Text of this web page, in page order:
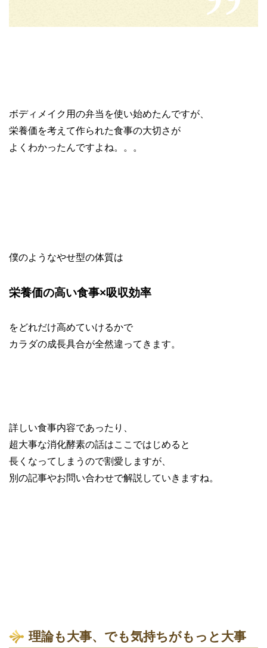
ボディメイク用の弁当を使い始めたんですが、
栄養価を考えて作られた食事の大切さが
よくわかったんですよね。。。
僕のようなやせ型の体質は
栄養価の高い食事×吸収効率
をどれだけ高めていけるかで
カラダの成長具合が全然違ってきます。
詳しい食事内容であったり、
超大事な消化酵素の話はここではじめると
長くなってしまうので割愛しますが、
別の記事やお問い合わせで解説していきますね。
理論も大事、でも気持ちがもっと大事